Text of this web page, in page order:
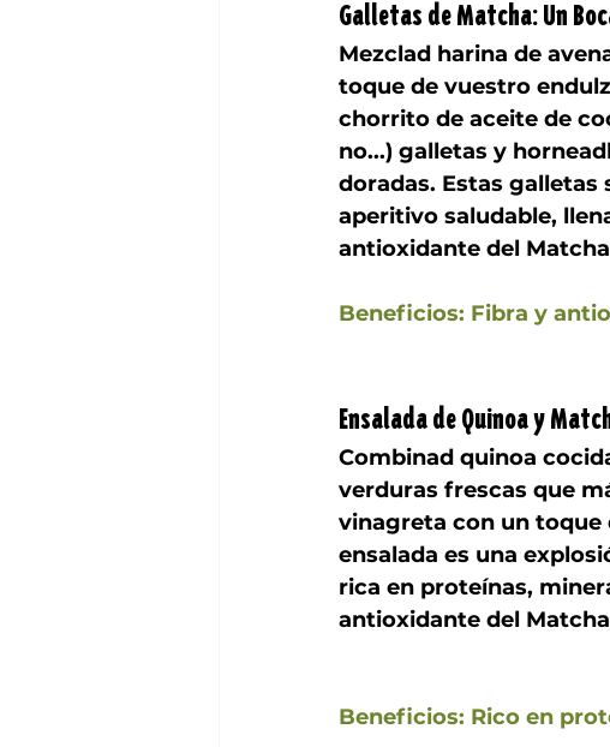
Galletas de Matcha: Un
Mezclad harina de
toque de vuestro
chorrito de aceite de
no...) galletas y
doradas. Estas galletas
aperitivo saludable,
antioxidante del
Beneficios: Fibra y
Ensalada de Quinoa y
Combinad quinoa
verduras frescas que
vinagreta con un toque
ensalada es una
rica en proteínas,
antioxidante del
Beneficios: Rico en